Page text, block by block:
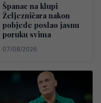
Španac na klupi
Željezničara nakon
pobjede poslao jasnu
poruku svima
07/08/2026